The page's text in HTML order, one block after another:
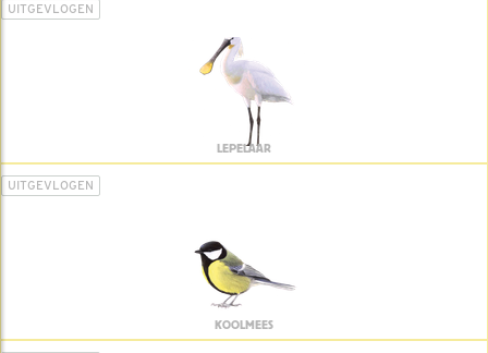
UITGEVLOGEN
LEPELAAR
UITGEVLOGEN
KOOLMEES